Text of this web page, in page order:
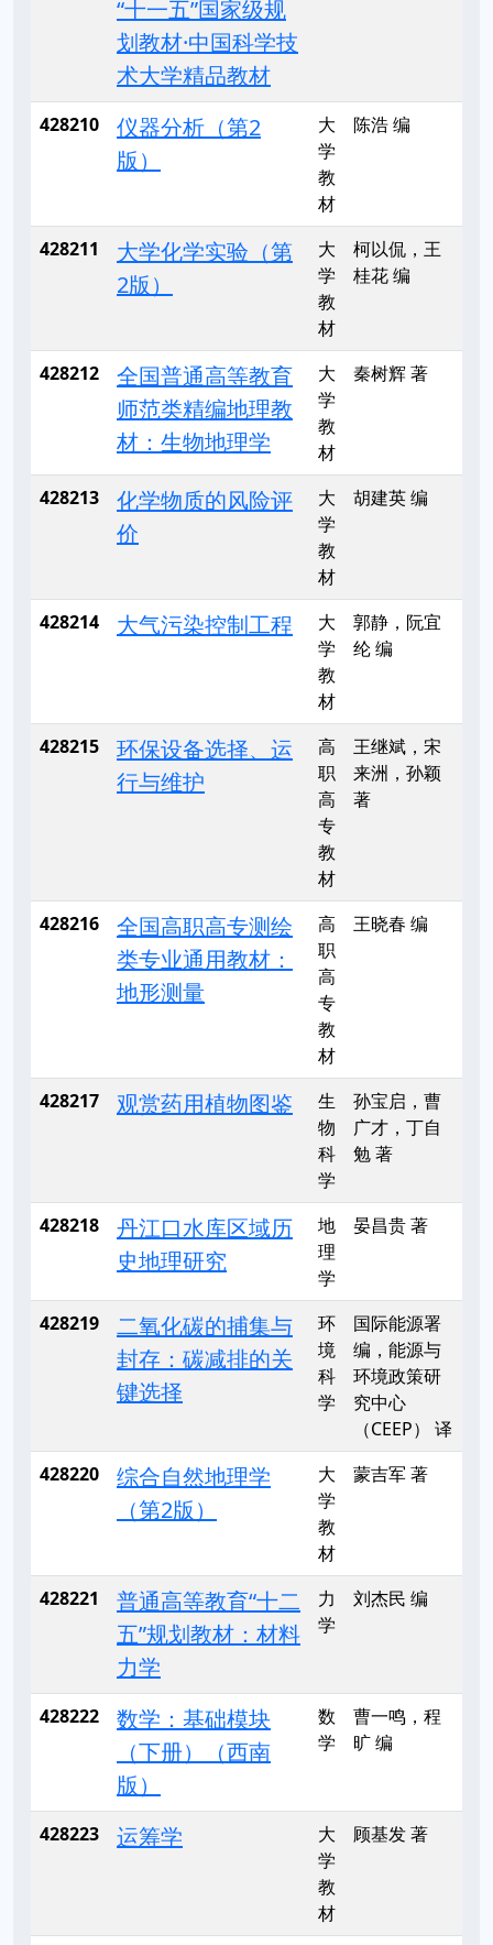
“十一五”国家级规
划教材·中国科学技
术大学精品教材
428210
仪器分析（第2
版）
大
学
教
材
陈浩 编
428211
大学化学实验（第
2版）
大
学
教
材
柯以侃，王
桂花 编
428212
全国普通高等教育
师范类精编地理教
材：生物地理学
大
学
教
材
秦树辉 著
428213
化学物质的风险评
价
大
学
教
材
胡建英 编
428214 大气污染控制工程
大
学
教
材
郭静，阮宜
纶 编
428215
环保设备选择、运
行与维护
高
职
高
专
教
材
王继斌，宋
来洲，孙颖
著
428216
全国高职高专测绘
类专业通用教材：
地形测量
高
职
高
专
教
材
王晓春 编
428217 观赏药用植物图鉴
生
物
科
学
孙宝启，曹
广才，丁自
勉 著
428218
丹江口水库区域历
史地理研究
地
理
学
晏昌贵 著
428219
二氧化碳的捕集与
封存：碳减排的关
键选择
环
境
科
学
国际能源署
编，能源与
环境政策研
究中心
（CEEP） 译
428220
综合自然地理学
（第2版）
大
学
教
材
蒙吉军 著
428221
普通高等教育“十二
五”规划教材：材料
力学
力
学
刘杰民 编
428222
数学：基础模块
（下册）（西南
版）
数
学
曹一鸣，程
旷 编
428223 运筹学
大
学
教
材
顾基发 著